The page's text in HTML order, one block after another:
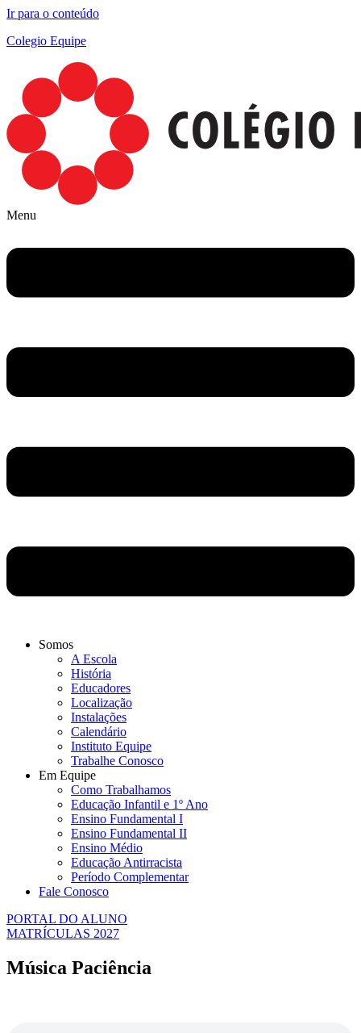
Ir para o conteúdo
Colegio Equipe
Menu
Somos
A Escola
História
Educadores
Localização
Instalações
Calendário
Instituto Equipe
Trabalhe Conosco
Em Equipe
Como Trabalhamos
Educação Infantil e 1º Ano
Ensino Fundamental I
Ensino Fundamental II
Ensino Médio
Educação Antirracista
Período Complementar
Fale Conosco
PORTAL DO ALUNO
MATRÍCULAS 2027
Música Paciência